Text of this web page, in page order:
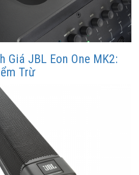
Giá JBL Eon One MK2:
Trừ